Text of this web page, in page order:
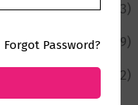
(43)
(109)
(12)
Forgot Password?